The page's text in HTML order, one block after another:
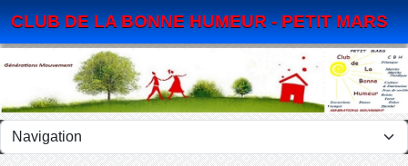
CLUB DE LA BONNE HUMEUR - PETIT MARS